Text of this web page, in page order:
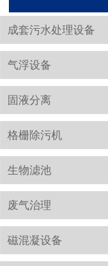
成套污水处理设备
气浮设备
固液分离
格栅除污机
生物滤池
废气治理
磁混凝设备